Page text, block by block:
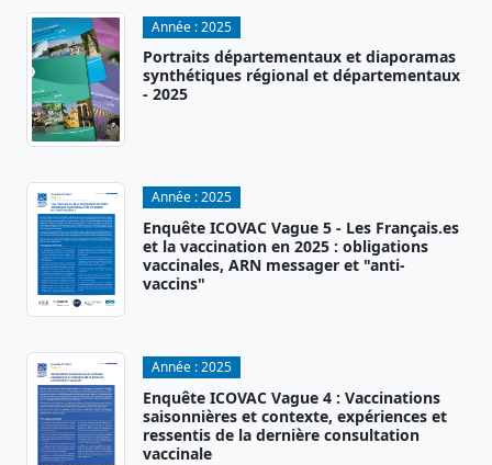
Année :2025
Portraits départementaux et diaporamas
synthétiques régional et départementaux
- 2025
Année :2025
Enquête ICOVAC Vague 5 - Les Français.es
et la vaccination en 2025 : obligations
vaccinales, ARN messager et "anti-
vaccins"
Année :2025
Enquête ICOVAC Vague 4 : Vaccinations
saisonnières et contexte, expériences et
ressentis de la dernière consultation
vaccinale